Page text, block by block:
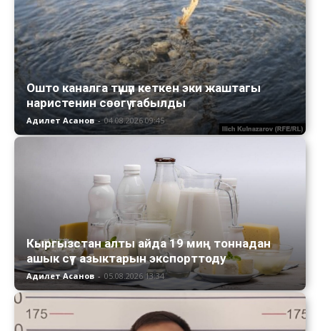
Ошто каналга түшүп кеткен эки жаштагы
наристенин сөөгү табылды
Адилет Асанов - 04.08.2026 09:45
Кыргызстан алты айда 19 миң тоннадан
ашык сүт азыктарын экспорттоду
Адилет Асанов - 05.08.2026 13:34